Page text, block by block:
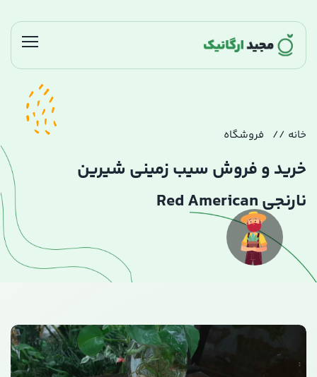
خانه فروشگاه
خرید و فروش سیب زمینی شیرین
نارنجی Red American